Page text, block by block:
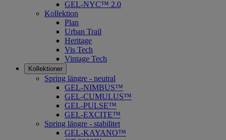
GEL-NYC™ 2.0
Kollektion
Plan
Urban Trail
Heritage
Vis Tech
Vintage Tech
Kollektioner
Spring längre - neutral
​GEL-NIMBUS™
GEL-CUMULUS™
GEL-PULSE™
GEL-EXCITE™
Spring längre - stabilitet
GEL-KAYANO™